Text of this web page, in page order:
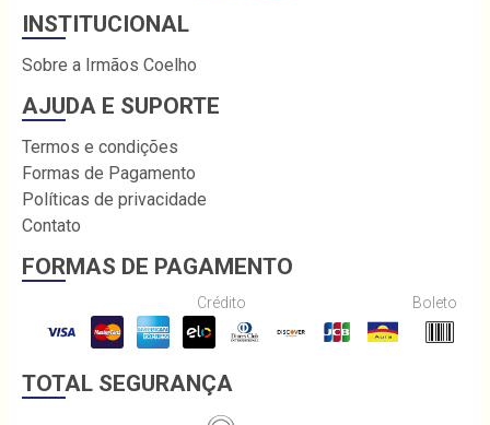
INSTITUCIONAL
Sobre a Irmãos Coelho
AJUDA E SUPORTE
Termos e condições
Formas de Pagamento
Políticas de privacidade
Contato
FORMAS DE PAGAMENTO
Crédito Boleto
TOTAL SEGURANÇA